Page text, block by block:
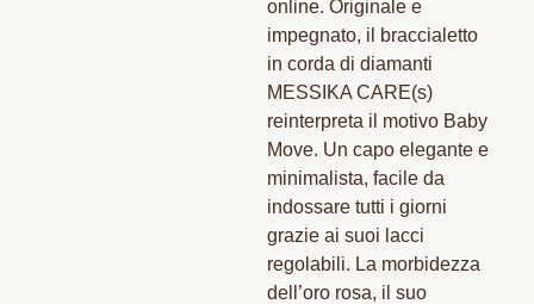
online. Originale e
impegnato, il braccialetto
in corda di diamanti
MESSIKA CARE(s)
reinterpreta il motivo Baby
Move. Un capo elegante e
minimalista, facile da
indossare tutti i giorni
grazie ai suoi lacci
regolabili. La morbidezza
dell’oro rosa, il suo